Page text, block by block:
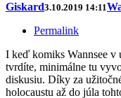
Giskard3.10.2019 14:11
Permalink
I keď komiks Wannsee v
tvrdíte, minimálne tu
diskusiu. Díky za
holocaustu až do júla